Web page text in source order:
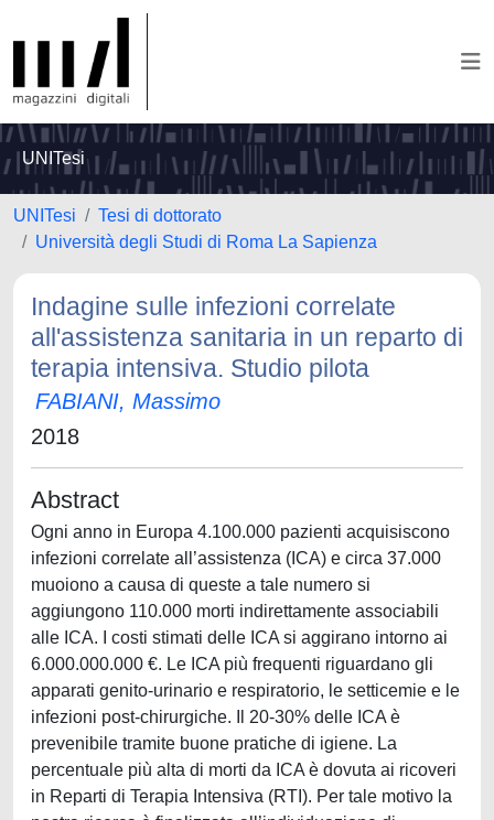
UNITesi
UNITesi
Tesi di dottorato
Università degli Studi di Roma La Sapienza
Indagine sulle infezioni correlate
all'assistenza sanitaria in un reparto di
terapia intensiva. Studio pilota
FABIANI, Massimo
2018
Abstract
Ogni anno in Europa 4.100.000 pazienti acquisiscono
infezioni correlate all’assistenza (ICA) e circa 37.000
muoiono a causa di queste a tale numero si
aggiungono 110.000 morti indirettamente associabili
alle ICA. I costi stimati delle ICA si aggirano intorno ai
6.000.000.000 €. Le ICA più frequenti riguardano gli
apparati genito-urinario e respiratorio, le setticemie e le
infezioni post-chirurgiche. Il 20-30% delle ICA è
prevenibile tramite buone pratiche di igiene. La
percentuale più alta di morti da ICA è dovuta ai ricoveri
in Reparti di Terapia Intensiva (RTI). Per tale motivo la